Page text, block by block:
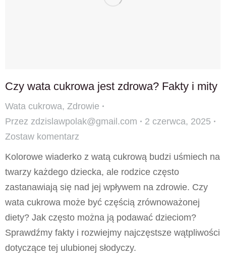
Czy wata cukrowa jest zdrowa? Fakty i mity
Wata cukrowa, Zdrowie
Przez zdzislawpolak@gmail.com
2 czerwca, 2025
Zostaw komentarz
Kolorowe wiaderko z watą cukrową budzi uśmiech na
twarzy każdego dziecka, ale rodzice często
zastanawiają się nad jej wpływem na zdrowie. Czy
wata cukrowa może być częścią zrównoważonej
diety? Jak często można ją podawać dzieciom?
Sprawdźmy fakty i rozwiejmy najczęstsze wątpliwości
dotyczące tej ulubionej słodyczy.